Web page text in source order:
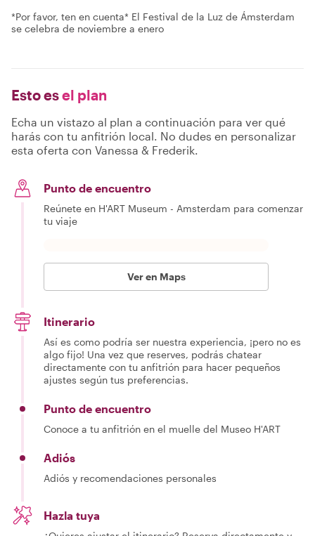
*Por favor, ten en cuenta* El Festival de la Luz de Ámsterdam
se celebra de noviembre a enero
Esto esel plan
Echa un vistazo al plan a continuación para ver qué
harás con tu anfitrión local. No dudes en personalizar
esta oferta con Vanessa & Frederik.
Punto de encuentro
Reúnete en H'ART Museum - Amsterdam para comenzar
tu viaje
Ver en Maps
Itinerario
Así es como podría ser nuestra experiencia, ¡pero no es
algo fijo! Una vez que reserves, podrás chatear
directamente con tu anfitrión para hacer pequeños
ajustes según tus preferencias.
Punto de encuentro
Conoce a tu anfitrión en el muelle del Museo H'ART
Adiós
Adiós y recomendaciones personales
Hazla tuya